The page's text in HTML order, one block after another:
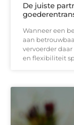
De juiste
Wanneer een
aan
vervoerder
en flexibiliteit